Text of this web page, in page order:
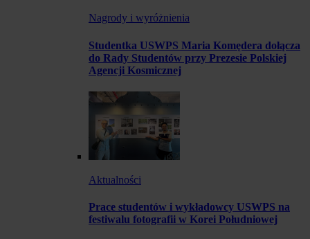
Nagrody i wyróżnienia
Studentka USWPS Maria Komędera dołącza
do Rady Studentów przy Prezesie Polskiej
Agencji Kosmicznej
Aktualności
Prace studentów i wykładowcy USWPS na
festiwalu fotografii w Korei Południowej